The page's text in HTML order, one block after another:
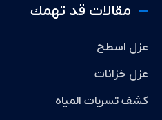
مقالات قد تهمك
عزل اسطح
عزل خزانات
كشف تسربات المياه